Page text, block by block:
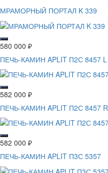
МРАМОРНЫЙ ПОРТАЛ K 339
580 000 ₽
ПЕЧЬ-КАМИН APLIT П2С 8457 L
582 000 ₽
ПЕЧЬ-КАМИН APLIT П2С 8457 R
582 000 ₽
ПЕЧЬ-КАМИН APLIT П3С 5357